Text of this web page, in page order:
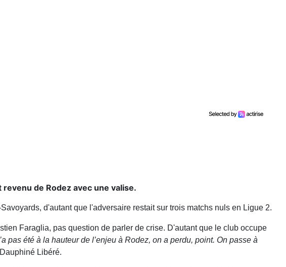
de Rodez avec une valise.
d'autant que l'adversaire restait sur trois matchs nuls en Ligue 2.
Faraglia, pas question de parler de crise. D'autant que le club occupe
pas été à la hauteur de l’enjeu à Rodez, on a perdu, point. On passe à
Libéré.